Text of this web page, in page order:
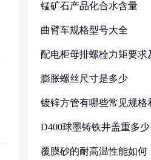
锰矿石产品化合水含量
曲臂车规格型号大全
配电柜母排螺栓力矩要求
膨胀螺丝尺寸是多少
镀锌方管有哪些常见规格
D400球墨铸铁井盖重多少
覆膜砂的耐高温性能如何